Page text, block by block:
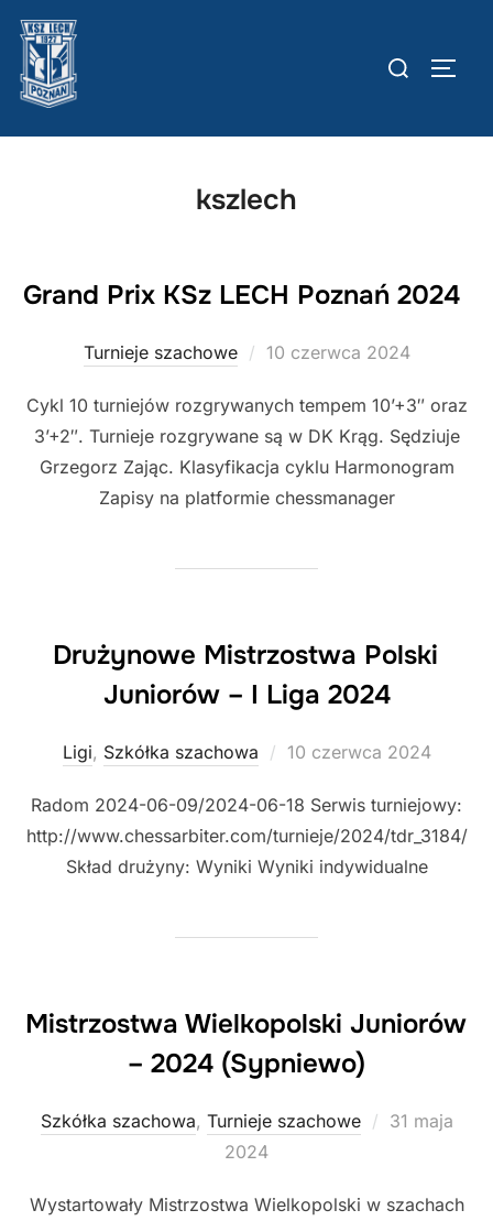
Skip
content
Szukaj:
kszlech
Grand Prix KSz LECH Poznań 2024
Turnieje szachowe
Posted
10 czerwca 2024
Cykl 10 turniejów rozgrywanych tempem 10’+3″ oraz
3’+2″. Turnieje rozgrywane są w DK Krąg. Sędziuje
Grzegorz Zając. Klasyfikacja cyklu Harmonogram
Zapisy na platformie chessmanager
Drużynowe Mistrzostwa Polski
Juniorów – I Liga 2024
Ligi, Szkółka szachowa
Posted
10 czerwca 2024
Radom 2024-06-09/2024-06-18 Serwis turniejowy:
http://www.chessarbiter.com/turnieje/2024/tdr_3184/
Skład drużyny: Wyniki Wyniki indywidualne
Mistrzostwa Wielkopolski Juniorów
– 2024 (Sypniewo)
Szkółka szachowa, Turnieje szachowe
Posted
31 maja
2024
Wystartowały Mistrzostwa Wielkopolski w szachach